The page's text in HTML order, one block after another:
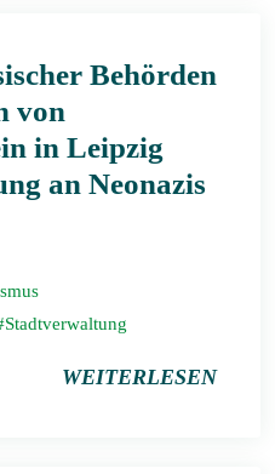
Behörden
von
in Leipzig
an Neonazis
Stadtverwaltung
WEITERLESEN